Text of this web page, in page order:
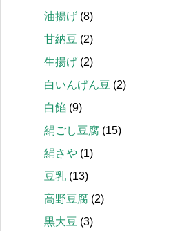
油揚げ (8)
甘納豆 (2)
生揚げ (2)
白いんげん豆 (2)
白餡 (9)
絹ごし豆腐 (15)
絹さや (1)
豆乳 (13)
高野豆腐 (2)
黒大豆 (3)